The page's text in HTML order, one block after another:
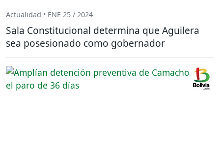
Actualidad • ENE 25 / 2024
Sala Constitucional determina que Aguilera
sea posesionado como gobernador